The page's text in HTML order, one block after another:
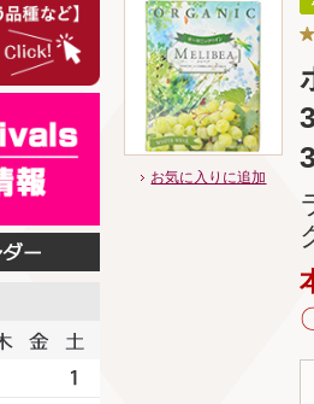
お気に入りに追加